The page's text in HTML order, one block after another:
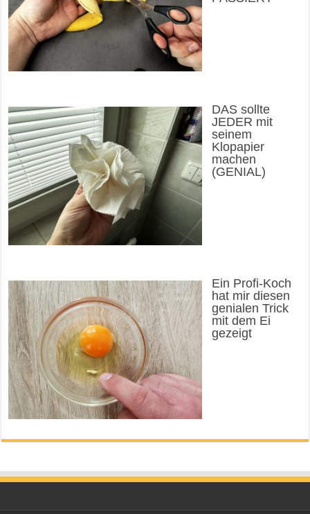
DAS sollte
JEDER mit
seinem
Klopapier
machen
(GENIAL)
Ein Profi-Koch
hat mir diesen
genialen Trick
mit dem Ei
gezeigt